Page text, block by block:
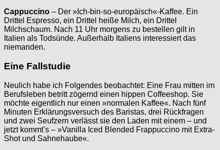
Cappuccino – Der »Ich-bin-so-europäisch«-Kaffee. Ein
Drittel Espresso, ein Drittel heiße Milch, ein Drittel
Milchschaum. Nach 11 Uhr morgens zu bestellen gilt in
Italien als Todsünde. Außerhalb Italiens interessiert das
niemanden.
Eine Fallstudie
Neulich habe ich Folgendes beobachtet: Eine Frau mitten im
Berufsleben betritt zögernd einen hippen Coffeeshop. Sie
möchte eigentlich nur einen »normalen Kaffee«. Nach fünf
Minuten Erklärungsversuch des Baristas, drei Rückfragen
und zwei Seufzern verlässt sie den Laden mit einem – und
jetzt kommt’s – »Vanilla Iced Blended Frappuccino mit Extra-
Shot und Sahnehaube«.